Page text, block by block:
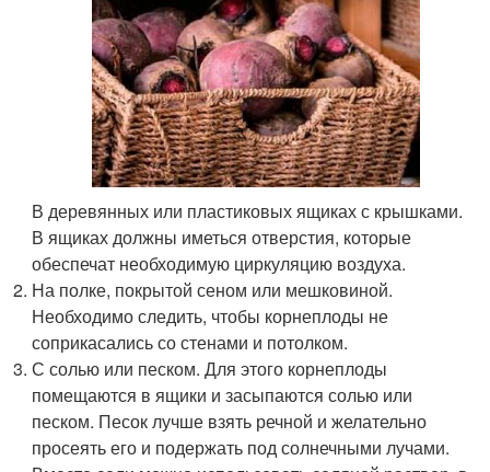
В деревянных или пластиковых ящиках с крышками.
В ящиках должны иметься отверстия, которые
обеспечат необходимую циркуляцию воздуха.
На полке, покрытой сеном или мешковиной.
Необходимо следить, чтобы корнеплоды не
соприкасались со стенами и потолком.
С солью или песком. Для этого корнеплоды
помещаются в ящики и засыпаются солью или
песком. Песок лучше взять речной и желательно
просеять его и подержать под солнечными лучами.